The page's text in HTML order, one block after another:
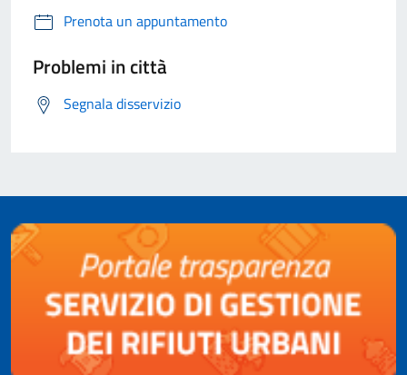
Prenota un appuntamento
Problemi in città
Segnala disservizio